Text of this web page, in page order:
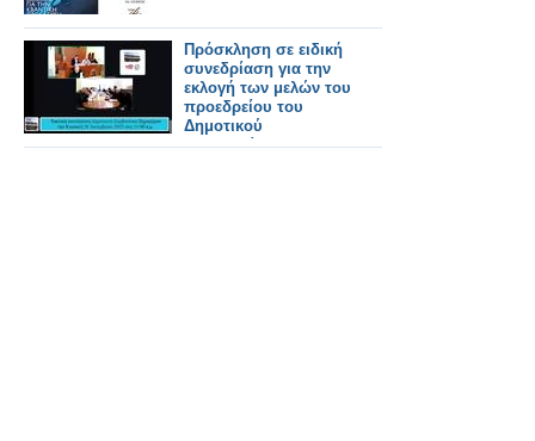
Πρόσκληση σε ειδική
συνεδρίαση για την
εκλογή των μελών του
προεδρείου του
Δημοτικού
Συμβουλίου και της